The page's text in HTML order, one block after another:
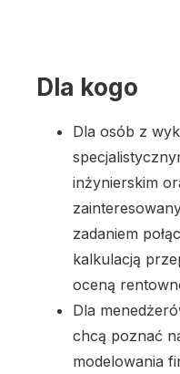
Dla kogo
Dla osób z
inżynierskim
zadaniem
kalkulacją
oceną
Dla
chcą poznać
modelowania